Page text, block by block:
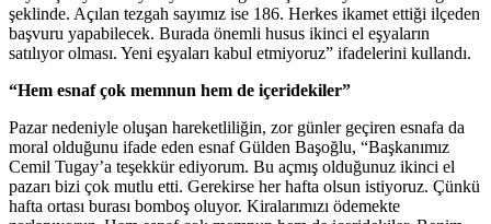
şeklinde. Açılan tezgah sayımız ise 186. Herkes ikamet ettiği ilçeden
başvuru yapabilecek. Burada önemli husus ikinci el eşyaların
satılıyor olması. Yeni eşyaları kabul etmiyoruz” ifadelerini kullandı.
“Hem esnaf çok memnun hem de içeridekiler”
Pazar nedeniyle oluşan hareketliliğin, zor günler geçiren esnafa da
moral olduğunu ifade eden esnaf Gülden Başoğlu, “Başkanımız
Cemil Tugay’a teşekkür ediyorum. Bu açmış olduğunuz ikinci el
pazarı bizi çok mutlu etti. Gerekirse her hafta olsun istiyoruz. Çünkü
hafta ortası burası bomboş oluyor. Kiralarımızı ödemekte